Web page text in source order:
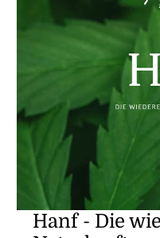
Hanf - Die